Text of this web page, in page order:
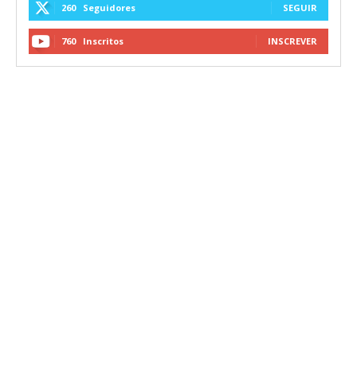
260 Seguidores SEGUIR
760 Inscritos INSCREVER